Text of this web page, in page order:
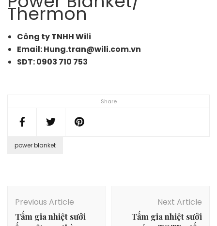
Share
Thermon
Công ty TNHH Wili
Email: Hung.tran@wili.com.vn
SDT: 0903 710 753
power blanket
Navigation
Previous Article
Tấm gia nhiệt sưởi
Next Article
Tấm gia nhiệt sưởi